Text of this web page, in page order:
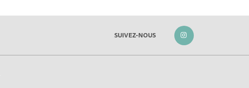
SUIVEZ-NOUS